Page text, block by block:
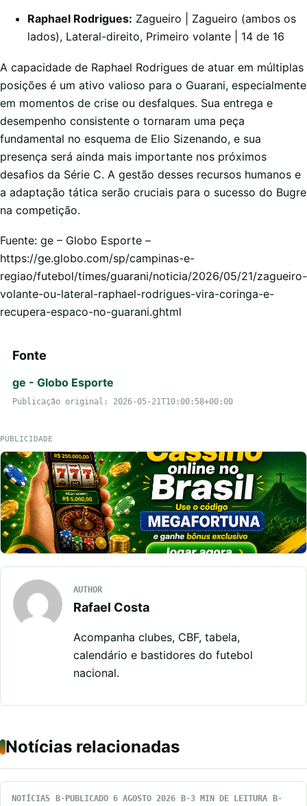
Raphael Rodrigues: Zagueiro | Zagueiro (ambos os
lados), Lateral-direito, Primeiro volante | 14 de 16
A capacidade de Raphael Rodrigues de atuar em múltiplas
posições é um ativo valioso para o Guarani, especialmente
em momentos de crise ou desfalques. Sua entrega e
desempenho consistente o tornaram uma peça
fundamental no esquema de Elio Sizenando, e sua
presença será ainda mais importante nos próximos
desafios da Série C. A gestão desses recursos humanos e
a adaptação tática serão cruciais para o sucesso do Bugre
na competição.
Fuente: ge – Globo Esporte –
https://ge.globo.com/sp/campinas-e-
regiao/futebol/times/guarani/noticia/2026/05/21/zagueiro-
volante-ou-lateral-raphael-rodrigues-vira-coringa-e-
recupera-espaco-no-guarani.ghtml
Fonte
ge - Globo Esporte
Publicação original: 2026-05-21T10:00:58+00:00
PUBLICIDADE
AUTHOR
Rafael Costa
Acompanha clubes, CBF, tabela,
calendário e bastidores do futebol
nacional.
Notícias relacionadas
NOTÍCIAS PUBLICADO 6 AGOSTO 2026
3 MIN DE LEITURA